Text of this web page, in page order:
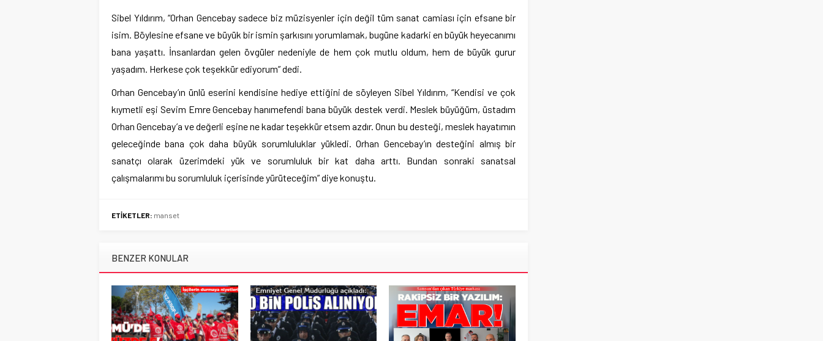
Sibel Yıldırım, “Orhan Gencebay sadece biz müzisyenler için değil tüm sanat camiası için efsane bir
isim. Böylesine efsane ve büyük bir ismin şarkısını yorumlamak, bugüne kadarki en büyük heyecanımı
bana yaşattı. İnsanlardan gelen övgüler nedeniyle de hem çok mutlu oldum, hem de büyük gurur
yaşadım. Herkese çok teşekkür ediyorum” dedi.
Orhan Gencebay’ın ünlü eserini kendisine hediye ettiğini de söyleyen Sibel Yıldırım, “Kendisi ve çok
kıymetli eşi Sevim Emre Gencebay hanımefendi bana büyük destek verdi. Meslek büyüğüm, üstadım
Orhan Gencebay’a ve değerli eşine ne kadar teşekkür etsem azdır. Onun bu desteği, meslek hayatımın
geleceğinde bana çok daha büyük sorumluluklar yükledi. Orhan Gencebay’ın desteğini almış bir
sanatçı olarak üzerimdeki yük ve sorumluluk bir kat daha arttı. Bundan sonraki sanatsal
çalışmalarımı bu sorumluluk içerisinde yürüteceğim” diye konuştu.
ETİKETLER: manset
BENZER KONULAR